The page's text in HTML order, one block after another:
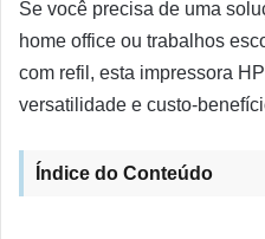
Se você precisa de uma
home office ou trabalhos
com refil, esta impressora
versatilidade e custo-
Índice do Conteúdo